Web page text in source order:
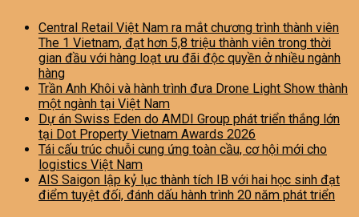
Central Retail Việt Nam ra mắt chương trình thành viên
The 1 Vietnam, đạt hơn 5,8 triệu thành viên trong thời
gian đầu với hàng loạt ưu đãi độc quyền ở nhiều ngành
hàng
Trần Anh Khôi và hành trình đưa Drone Light Show thành
một ngành tại Việt Nam
Dự án Swiss Eden do AMDI Group phát triển thắng lớn
tại Dot Property Vietnam Awards 2026
Tái cấu trúc chuỗi cung ứng toàn cầu, cơ hội mới cho
logistics Việt Nam
AIS Saigon lập kỷ lục thành tích IB với hai học sinh đạt
điểm tuyệt đối, đánh dấu hành trình 20 năm phát triển